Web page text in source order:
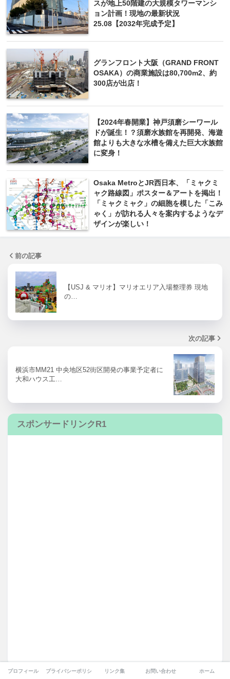
スが地上50階建の大規模タワーマンシ
ョン計画！現地の最新状況
25.08【2032年完成予定】
グランフロント大阪（GRAND FRONT
OSAKA）の商業施設は80,700m2、約
300店が出店！
【2024年春開業】神戸須磨シーワール
ドが誕生！？須磨水族館を再開発、海遊
館よりも大きな水槽を備えた巨大水族館
に変身！
Osaka MetroとJR西日本、「ミャクミ
ャク路線図」ポスター＆アートを掲出！
「ミャクミャク」の細胞を模した「こみ
ゃく」が訪れる人々を案内するようなデ
ザインが楽しい！
前の記事
【USJ & マリオ】マリオエリア入場整理券 現地
の…
次の記事
横浜市MM21 中央地区52街区開発の事業予定者に
大和ハウス工…
スポンサードリンクR1
プロフィール プライバシーポリシー リンク集 お問い合わせ ホーム